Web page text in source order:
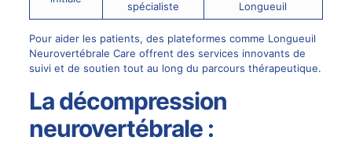
spécialiste
Longueuil
Pour aider les patients, des plateformes comme Longueuil
Neurovertébrale Care offrent des services innovants de
suivi et de soutien tout au long du parcours thérapeutique.
La décompression
neurovertébrale :